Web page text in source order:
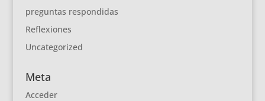
preguntas respondidas
Reflexiones
Uncategorized
Meta
Acceder